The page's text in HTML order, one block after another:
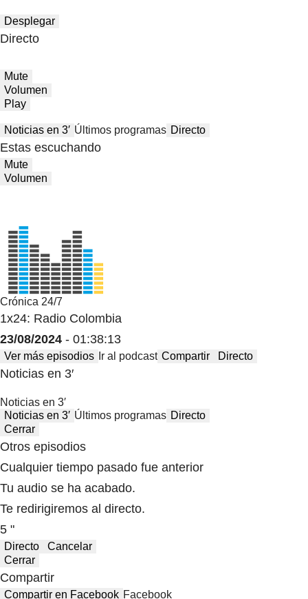
Desplegar
Directo
Mute
Volumen
Play
Noticias en 3′ Últimos programas Directo
Estas escuchando
Mute
Volumen
Crónica 24/7
1x24: Radio Colombia
23/08/2024 - 01:38:13
Ver más episodios Ir al podcast Compartir Directo
Noticias en 3′
Noticias en 3′
Noticias en 3′ Últimos programas Directo
Cerrar
Otros episodios
Cualquier tiempo pasado fue anterior
Tu audio se ha acabado.
Te redirigiremos al directo.
5 "
Directo
Cancelar
Cerrar
Compartir
Compartir en Facebook Facebook